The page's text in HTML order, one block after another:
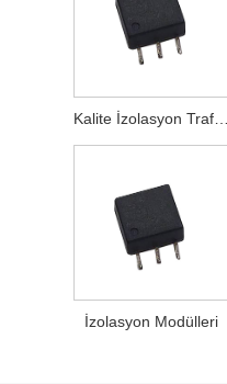
Kalite İzolasyon Trafosu
İzolasyon Modülleri